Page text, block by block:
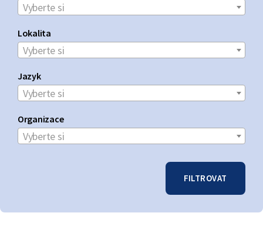
Vyberte si
Lokalita
Vyberte si
Jazyk
Vyberte si
Organizace
Vyberte si